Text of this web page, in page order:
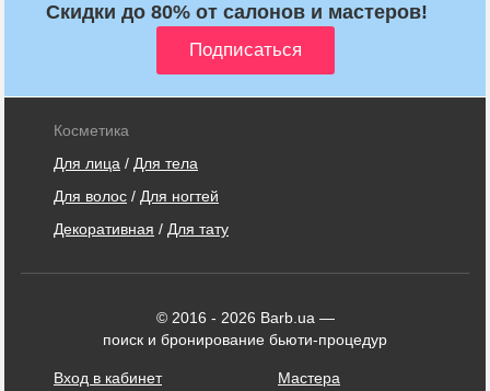
Скидки до 80% от салонов и мастеров!
Косметика
Для лица / Для тела
Для волос / Для ногтей
Декоративная / Для тату
© 2016 - 2026 Barb.ua —
поиск и бронирование бьюти-процедур
Вход в кабинет Мастера